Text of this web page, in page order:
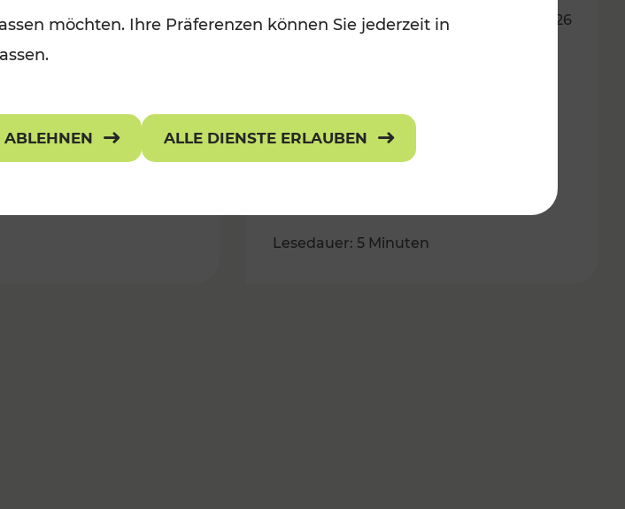
25.06.2026 19.06.2026
Anpassungen für mehr
Stabilität und
Lesedauer: 5 Minuten
möchten. Ihre Präferenzen können Sie jederzeit in
ABLEHNEN ALLE DIENSTE ERLAUBEN